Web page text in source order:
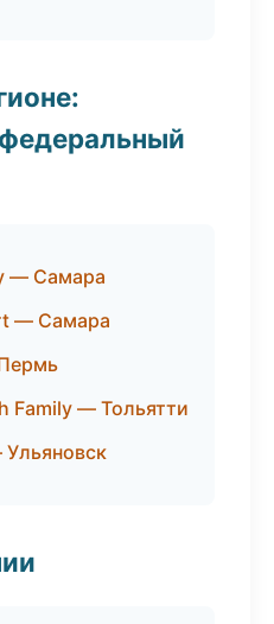
— Самара
— Самара
Family — Тольятти